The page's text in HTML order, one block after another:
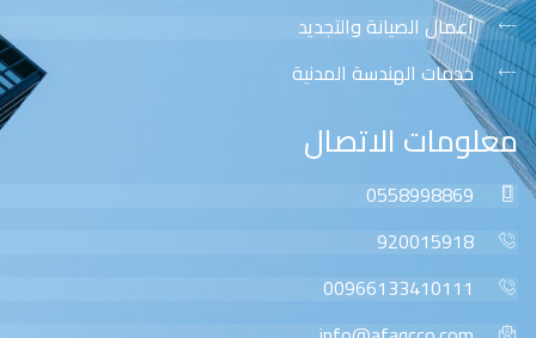
أعمال الصيانة والتجديد
خدمات الهندسة المدنية
معلومات الاتصال
0558998869
920015918
00966133410111